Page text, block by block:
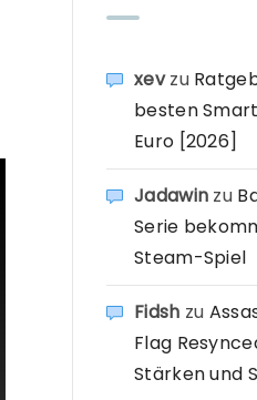
xevzu
besten
Euro [2026]
Jadawin zu
Serie
Steam-Spiel
Fidsh zu
Flag
Stärken und